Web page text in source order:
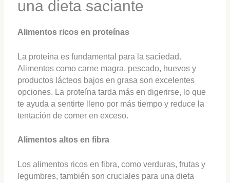
una dieta saciante
Alimentos ricos en proteínas
La proteína es fundamental para la saciedad.
Alimentos como carne magra, pescado, huevos y
productos lácteos bajos en grasa son excelentes
opciones. La proteína tarda más en digerirse, lo que
te ayuda a sentirte lleno por más tiempo y reduce la
tentación de comer en exceso.
Alimentos altos en fibra
Los alimentos ricos en fibra, como verduras, frutas y
legumbres, también son cruciales para una dieta